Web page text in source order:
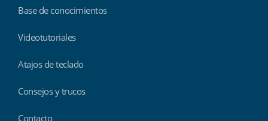
Base de conocimientos
Videotutoriales
Atajos de teclado
Consejos y trucos
Contacto